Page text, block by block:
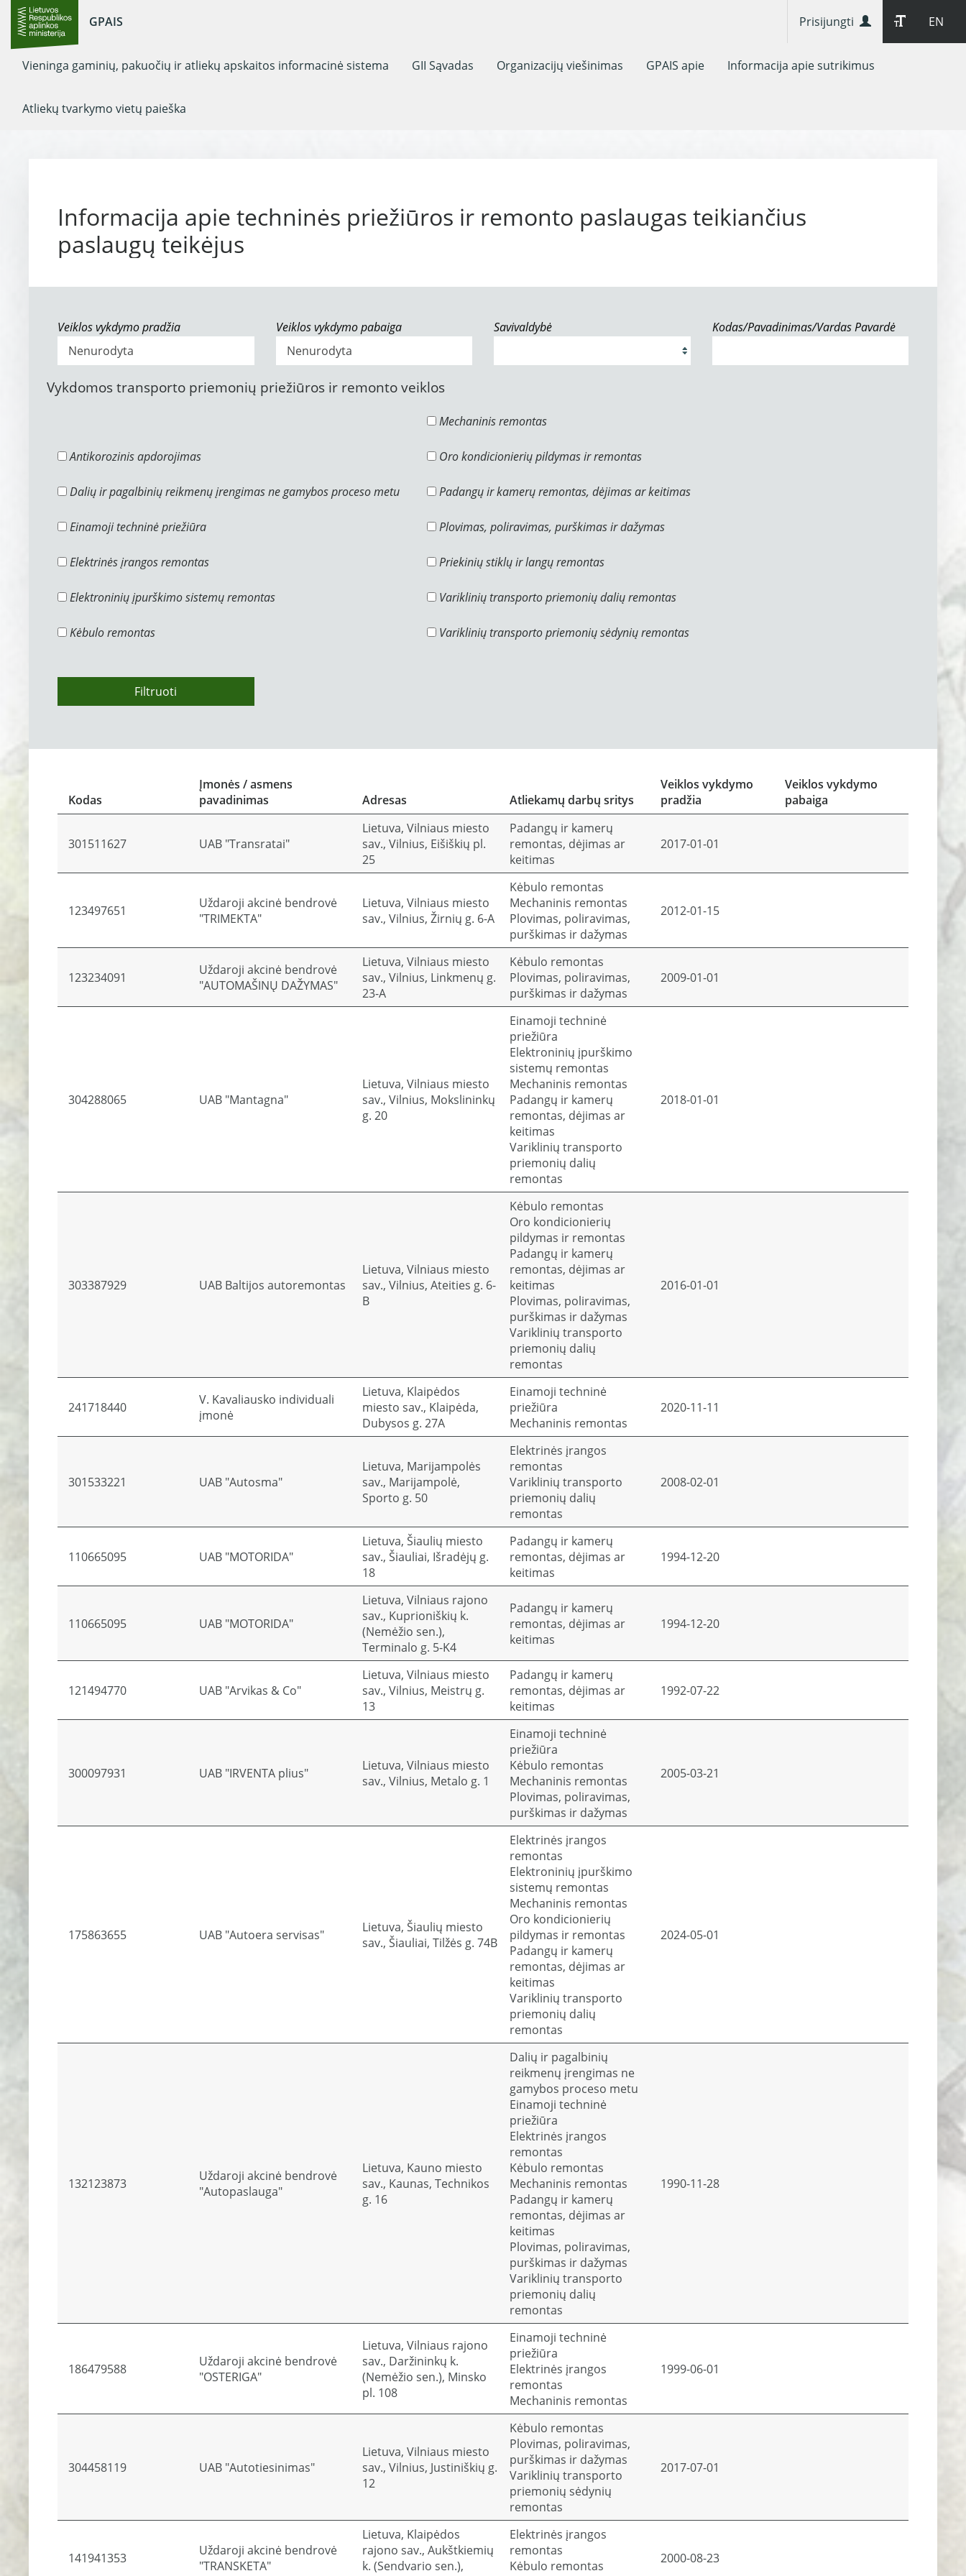
GPAIS EN
Prisijungti
Vieninga gaminių, pakuočių ir atliekų apskaitos informacinė sistema GII Sąvadas Organizacijų viešinimas GPAIS apie Informacija apie sutrikimus
Atliekų tvarkymo vietų paieška
Informacija apie techninės priežiūros ir remonto paslaugas teikiančius
paslaugų teikėjus
Veiklos vykdymo pradžia Veiklos vykdymo pabaiga Savivaldybė Kodas/Pavadinimas/Vardas Pavardė
Vykdomos transporto priemonių priežiūros ir remonto veiklos
Antikorozinis apdorojimas
Dalių ir pagalbinių reikmenų įrengimas ne gamybos proceso metu
Einamoji techninė priežiūra
Elektrinės įrangos remontas
Elektroninių įpurškimo sistemų remontas
Kėbulo remontas
Mechaninis remontas
Oro kondicionierių pildymas ir remontas
Padangų ir kamerų remontas, dėjimas ar keitimas
Plovimas, poliravimas, purškimas ir dažymas
Priekinių stiklų ir langų remontas
Variklinių transporto priemonių dalių remontas
Variklinių transporto priemonių sėdynių remontas
Filtruoti
Kodas
Įmonės / asmens
pavadinimas
Adresas Atliekamų darbų sritys
Veiklos vykdymo
pradžia
Veiklos vykdymo
pabaiga
301511627 UAB "Transratai"
Lietuva, Vilniaus miesto
sav., Vilnius, Eišiškių pl.
25
Padangų ir kamerų
remontas, dėjimas ar
keitimas
2017-01-01
123497651
Uždaroji akcinė bendrovė
"TRIMEKTA"
Lietuva, Vilniaus miesto
sav., Vilnius, Žirnių g. 6-A
Kėbulo remontas
Mechaninis remontas
Plovimas, poliravimas,
purškimas ir dažymas
2012-01-15
123234091
Uždaroji akcinė bendrovė
"AUTOMAŠINŲ DAŽYMAS"
Lietuva, Vilniaus miesto
sav., Vilnius, Linkmenų g.
23-A
Kėbulo remontas
Plovimas, poliravimas,
purškimas ir dažymas
2009-01-01
304288065 UAB "Mantagna"
Lietuva, Vilniaus miesto
sav., Vilnius, Mokslininkų
g. 20
Einamoji techninė
priežiūra
Elektroninių įpurškimo
sistemų remontas
Mechaninis remontas
Padangų ir kamerų
remontas, dėjimas ar
keitimas
Variklinių transporto
priemonių dalių
remontas
2018-01-01
303387929 UAB Baltijos autoremontas
Lietuva, Vilniaus miesto
sav., Vilnius, Ateities g. 6-
B
Kėbulo remontas
Oro kondicionierių
pildymas ir remontas
Padangų ir kamerų
remontas, dėjimas ar
keitimas
Plovimas, poliravimas,
purškimas ir dažymas
Variklinių transporto
priemonių dalių
remontas
2016-01-01
241718440
V. Kavaliausko individuali
įmonė
Lietuva, Klaipėdos
miesto sav., Klaipėda,
Dubysos g. 27A
Einamoji techninė
priežiūra
Mechaninis remontas
2020-11-11
301533221 UAB "Autosma"
Lietuva, Marijampolės
sav., Marijampolė,
Sporto g. 50
Elektrinės įrangos
remontas
Variklinių transporto
priemonių dalių
remontas
2008-02-01
110665095 UAB "MOTORIDA"
Lietuva, Šiaulių miesto
sav., Šiauliai, Išradėjų g.
18
Padangų ir kamerų
remontas, dėjimas ar
keitimas
1994-12-20
110665095 UAB "MOTORIDA"
Lietuva, Vilniaus rajono
sav., Kuprioniškių k.
(Nemėžio sen.),
Terminalo g. 5-K4
Padangų ir kamerų
remontas, dėjimas ar
keitimas
1994-12-20
121494770 UAB "Arvikas & Co"
Lietuva, Vilniaus miesto
sav., Vilnius, Meistrų g.
13
Padangų ir kamerų
remontas, dėjimas ar
keitimas
1992-07-22
300097931 UAB "IRVENTA plius"
Lietuva, Vilniaus miesto
sav., Vilnius, Metalo g. 1
Einamoji techninė
priežiūra
Kėbulo remontas
Mechaninis remontas
Plovimas, poliravimas,
purškimas ir dažymas
2005-03-21
175863655 UAB "Autoera servisas"
Lietuva, Šiaulių miesto
sav., Šiauliai, Tilžės g. 74B
Elektrinės įrangos
remontas
Elektroninių įpurškimo
sistemų remontas
Mechaninis remontas
Oro kondicionierių
pildymas ir remontas
Padangų ir kamerų
remontas, dėjimas ar
keitimas
Variklinių transporto
priemonių dalių
remontas
2024-05-01
132123873
Uždaroji akcinė bendrovė
"Autopaslauga"
Lietuva, Kauno miesto
sav., Kaunas, Technikos
g. 16
Dalių ir pagalbinių
reikmenų įrengimas ne
gamybos proceso metu
Einamoji techninė
priežiūra
Elektrinės įrangos
remontas
Kėbulo remontas
Mechaninis remontas
Padangų ir kamerų
remontas, dėjimas ar
keitimas
Plovimas, poliravimas,
purškimas ir dažymas
Variklinių transporto
priemonių dalių
remontas
1990-11-28
186479588
Uždaroji akcinė bendrovė
"OSTERIGA"
Lietuva, Vilniaus rajono
sav., Daržininkų k.
(Nemėžio sen.), Minsko
pl. 108
Einamoji techninė
priežiūra
Elektrinės įrangos
remontas
Mechaninis remontas
1999-06-01
304458119 UAB "Autotiesinimas"
Lietuva, Vilniaus miesto
sav., Vilnius, Justiniškių g.
12
Kėbulo remontas
Plovimas, poliravimas,
purškimas ir dažymas
Variklinių transporto
priemonių sėdynių
remontas
2017-07-01
141941353
Uždaroji akcinė bendrovė
"TRANSKETA"
Lietuva, Klaipėdos
rajono sav., Aukštkiemių
k. (Sendvario sen.),
Elektrinės įrangos
remontas
Kėbulo remontas
2000-08-23